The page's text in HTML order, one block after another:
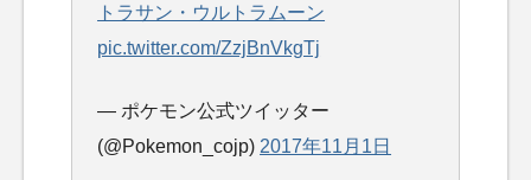
トラサン・ウルトラムーン
pic.twitter.com/ZzjBnVkgTj
— ポケモン公式ツイッター
(@Pokemon_cojp) 2017年11月1日